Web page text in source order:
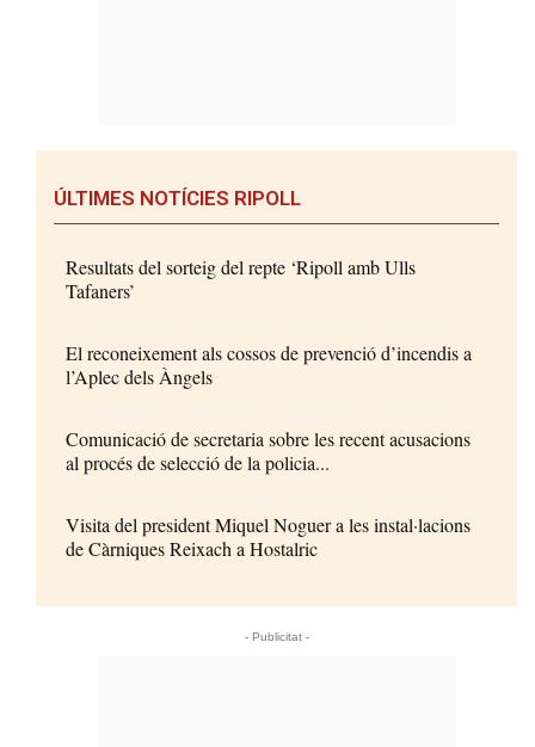
ÚLTIMES NOTÍCIES RIPOLL
Resultats del sorteig del repte ‘Ripoll amb Ulls
Tafaners’
El reconeixement als cossos de prevenció d’incendis a
l’Aplec dels Àngels
Comunicació de secretaria sobre les recent acusacions
al procés de selecció de la policia...
Visita del president Miquel Noguer a les instal·lacions
de Càrniques Reixach a Hostalric
- Publicitat -